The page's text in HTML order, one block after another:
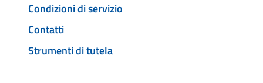
Condizioni di servizio
Contatti
Strumenti di tutela